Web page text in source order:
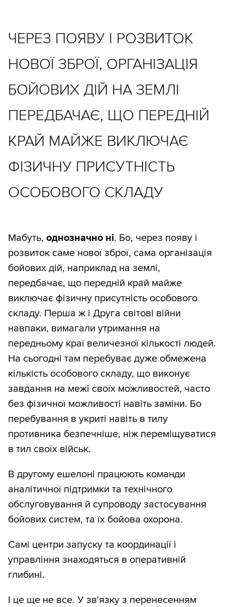
ЧЕРЕЗ ПОЯВУ І РОЗВИТОК
НОВОЇ ЗБРОЇ, ОРГАНІЗАЦІЯ
БОЙОВИХ ДІЙ НА ЗЕМЛІ
ПЕРЕДБАЧАЄ, ЩО ПЕРЕДНІЙ
КРАЙ МАЙЖЕ ВИКЛЮЧАЄ
ФІЗИЧНУ ПРИСУТНІСТЬ
ОСОБОВОГО СКЛАДУ
Мабуть, однозначно ні. Бо, через появу і
розвиток саме нової зброї, сама організація
бойових дій, наприклад на землі,
передбачає, що передній край майже
виключає фізичну присутність особового
складу. Перша ж і Друга світові війни
навпаки, вимагали утримання на
передньому краї величезної кількості людей.
На сьогодні там перебуває дуже обмежена
кількість особового складу, що виконує
завдання на межі своїх можливостей, часто
без фізичної можливості навіть заміни. Бо
перебування в укриті навіть в тилу
противника безпечніше, ніж переміщуватися
в тил своїх військ.
В другому ешелоні працюють команди
аналітичної підтримки та технічного
обслуговування й супроводу застосування
бойових систем, та їх бойова охорона.
Самі центри запуску та координації і
управління знаходяться в оперативній
глибині.
І це ще не все. У зв'язку з перенесенням